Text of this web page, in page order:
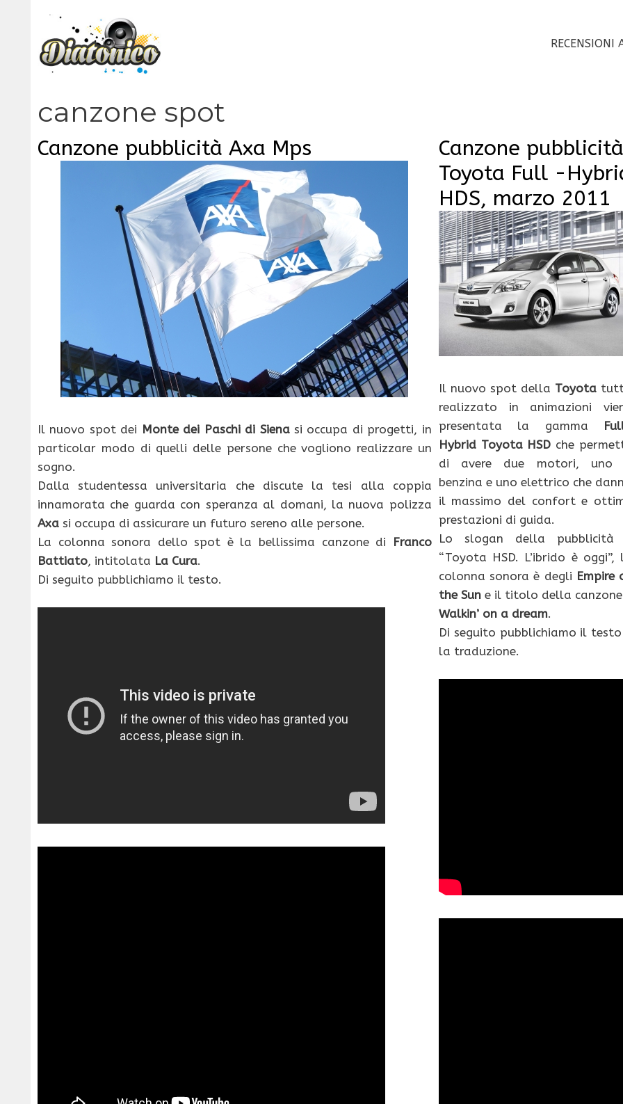
contenuto
RECENSIONI
canzone spot
Canzone pubblicità Axa Mps
Il nuovo spot dei Monte dei Paschi di Sienasi occupa di progetti, in
particolar modo di quelli delle persone che vogliono realizzare un
sogno.
Dalla studentessa universitaria che discute la tesi alla coppia
innamorata che guarda con speranza al domani, la nuova polizza
Axa si occupa di assicurare un futuro sereno alle persone.
La colonna sonora dello spot è la bellissima canzone di
Franco
Battiato, intitolata La Cura.
Di seguito pubblichiamo il testo.
Canzone pubblicità
Toyota Full -
HDS, marzo 2011
Il nuovo spot della Toyota
realizzato in animazioni
presentata la gamma
Hybrid Toyota HSD che
di avere due motori, uno
benzina e uno elettrico che
il massimo del confort e
prestazioni di guida.
Lo slogan della pubblicità
“Toyota HSD. L’ibrido è oggi”,
colonna sonora è degli Empire
the Sune il titolo della
Walkin’ on a dream.
Di seguito pubblichiamo il
la traduzione.